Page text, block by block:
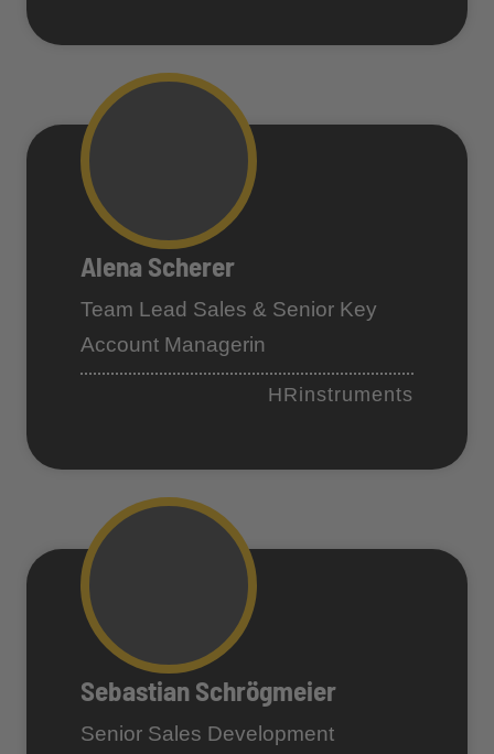
Alena Scherer
Team Lead Sales & Senior Key
Account Managerin
HRinstruments
Sebastian Schrögmeier
Senior Sales Development